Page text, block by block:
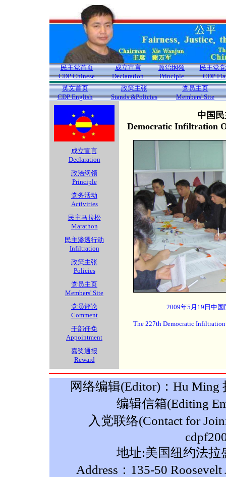
民主党首页
CDP Chinese
成立宣言
Declaration
政治纲领
Principle
民主党
CDP
英文首页
CDP English
政策主张
Stands &Policies
党员主页
Members' Site
成立宣言
Declaration
政治纲领
Principle
党务活动
Activities
民主马拉松
Marathon
民主渗透行动
Infiltration
政策主张
Policies
党员主页
Members' Site
党员评论
Comment
干部任免
Appointment
嘉奖通报
Reward
中国
Democratic Infiltration
2009年5月19日中
The 227th Democratic
网络编辑(Editor)：Hu Ming
编辑信箱(Editing
入党联络(Contact for
地址:美国纽约法拉
Address：135-50